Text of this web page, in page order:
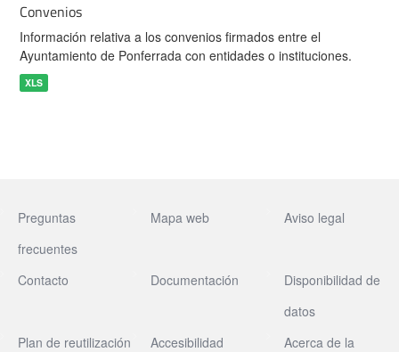
Convenios
Información relativa a los convenios firmados entre el
Ayuntamiento de Ponferrada con entidades o instituciones.
XLS
Preguntas
frecuentes
Mapa web Aviso legal
Contacto Documentación
Disponibilidad de
datos
Plan de reutilización
Accesibilidad
Acerca de la